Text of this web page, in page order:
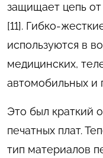
защищает цепь
[11]. Гибко-
используются в
медицинских,
автомобильных и
Это был краткий
печатных плат.
тип материалов